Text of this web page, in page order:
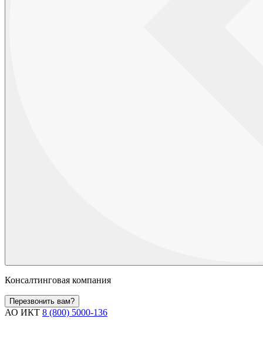
Консалтинговая компания
Перезвонить вам?
АО ИКТ 8 (800) 5000-136